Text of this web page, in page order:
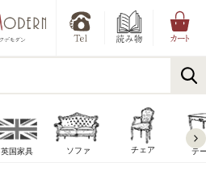
英国家具 ソファ チェア テ